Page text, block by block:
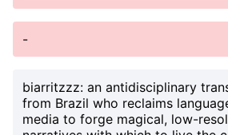
-
biarritzzz: an antidisciplinary
from Brazil who reclaims
media to forge magical, low-